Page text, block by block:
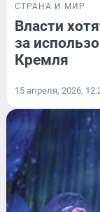
СТРАНА И МИР
Власти
за
Кремля
15 апреля, 2026,